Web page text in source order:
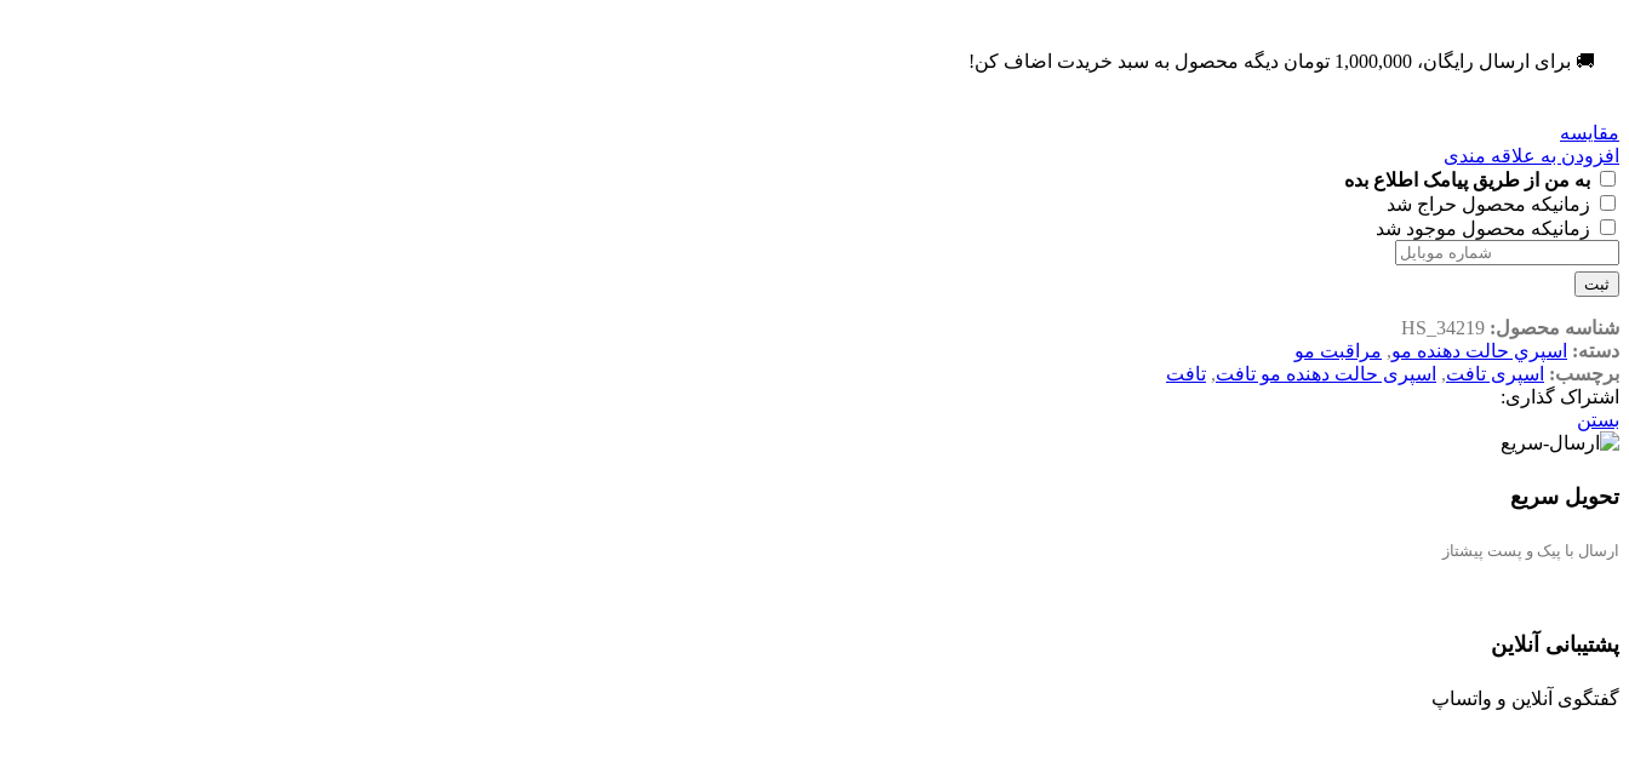
🚚 برای ارسال رایگان، 1,000,000 تومان دیگه محصول به سبد خریدت اضاف کن!
مقایسه
افزودن به علاقه مندی
به من از طریق پیامک اطلاع بده
زمانیکه محصول حراج شد
زمانیکه محصول موجود شد
ثبت
شناسه محصول: HS_34219
دسته: اسپري حالت دهنده مو, مراقبت مو
برچسب: اسپری تافت, اسپری حالت دهنده مو تافت, تافت
اشتراک گذاری:
بستن
تحویل سریع
ارسال با پیک و پست پیشتاز
پشتیبانی آنلاین
گفتگوی آنلاین و واتساپ